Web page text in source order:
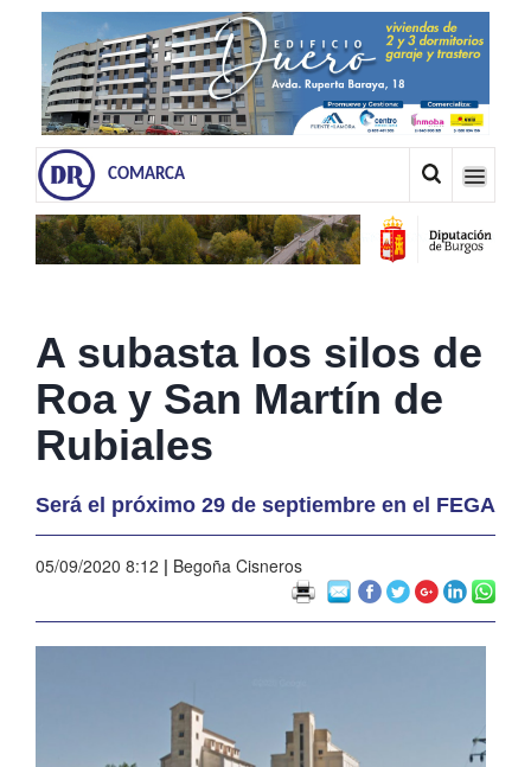
COMARCA
A subasta los silos de
Roa y San Martín de
Rubiales
Será el próximo 29 de septiembre en el FEGA
05/09/2020 8:12 | Begoña Cisneros